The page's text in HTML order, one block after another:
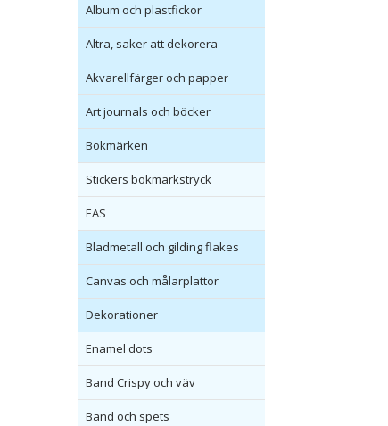
Album och plastfickor
Altra, saker att dekorera
Akvarellfärger och papper
Art journals och böcker
Bokmärken
Stickers bokmärkstryck
EAS
Bladmetall och gilding flakes
Canvas och målarplattor
Dekorationer
Enamel dots
Band Crispy och väv
Band och spets